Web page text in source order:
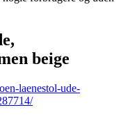
beige
laenestol-ude-